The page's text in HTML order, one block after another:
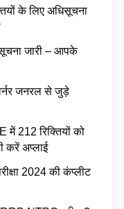
के लिए अधिसूचना
जारी – आपके
जनरल से जुड़े
212 रिक्तियों को
करें अप्लाई
2024 की कंप्लीट